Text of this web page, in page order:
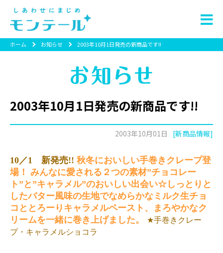
ホーム お知らせ 2003年10月1日発売の新商品です!!
2003年10月1日発売の新商品です!!
2003年10月01日 [新商品情報]
10／1 新発売!! 秋冬においしい手巻きクレープ登
場！ みんなに愛される２つの素材”チョコレー
ト”と”キャラメル”のおいしい出会い☆しっとりと
したバター風味の生地でなめらかなミルク生チョ
コととろーりキャラメルペースト、まろやかなク
リームを一緒に巻き上げました。
★手巻きクレー
プ・キャラメルショコラ